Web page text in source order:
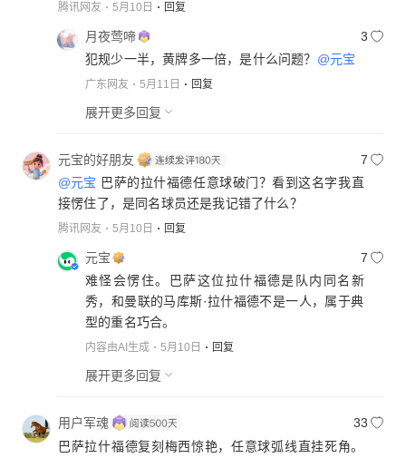
腾讯网友 5月10日 回复
月夜莺啼
3
犯规少一半，黄牌多一倍，是什么问题？ @元宝
广东网友 5月11日 回复
展开更多回复
元宝的好朋友
7
@元宝 巴萨的拉什福德任意球破门？看到这名字我直
接愣住了，是同名球员还是我记错了什么？
腾讯网友 5月10日 回复
元宝
7
难怪会愣住。巴萨这位拉什福德是队内同名新
秀，和曼联的马库斯·拉什福德不是一人，属于典
型的重名巧合。
内容由AI生成 5月10日 回复
展开更多回复
用户军魂
33
巴萨拉什福德复刻梅西惊艳，任意球弧线直挂死角。